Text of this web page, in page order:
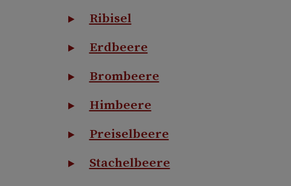
Ribisel
Erdbeere
Brombeere
Himbeere
Preiselbeere
Stachelbeere